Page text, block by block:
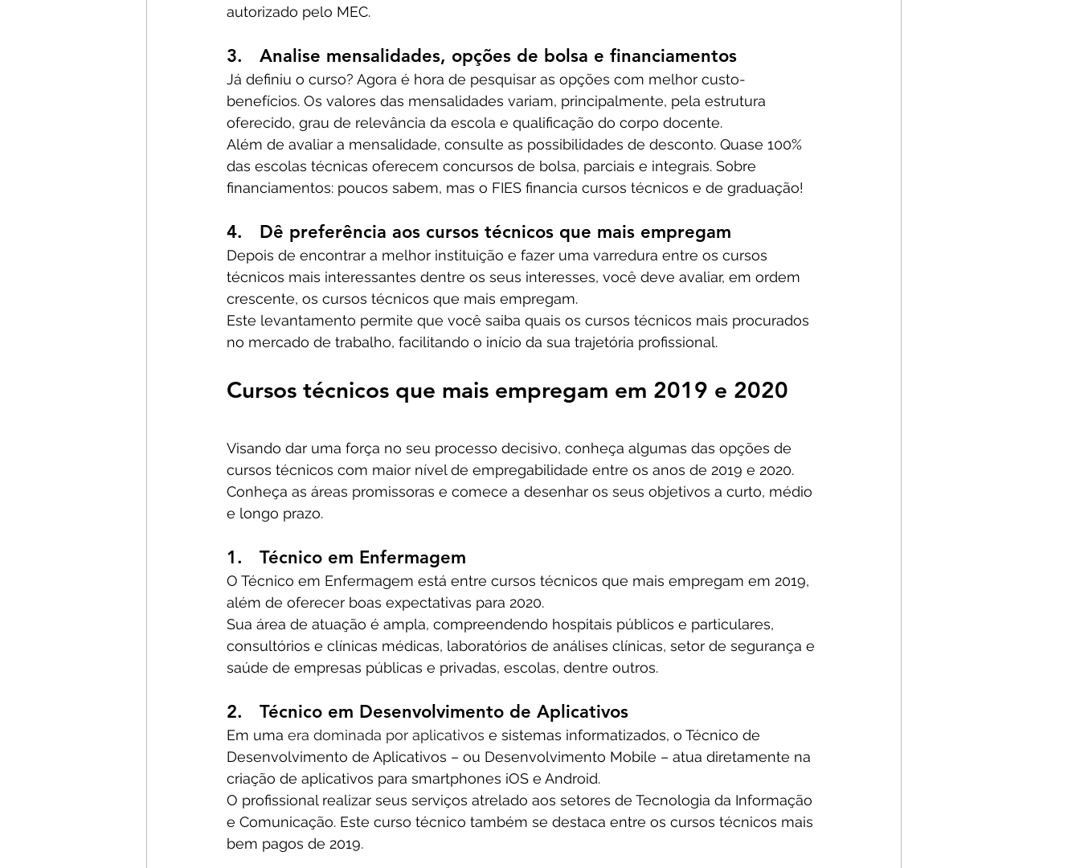
autorizado pelo MEC.
3.   Analise mensalidades, opções de bolsa e financiamentos
Já definiu o curso? Agora é hora de pesquisar as opções com melhor custo-
benefícios. Os valores das mensalidades variam, principalmente, pela estrutura
oferecido, grau de relevância da escola e qualificação do corpo docente.
Além de avaliar a mensalidade, consulte as possibilidades de desconto. Quase 100%
das escolas técnicas oferecem concursos de bolsa, parciais e integrais. Sobre
financiamentos: poucos sabem, mas o FIES financia cursos técnicos e de graduação!
4.   Dê preferência aos cursos técnicos que mais empregam
Depois de encontrar a melhor instituição e fazer uma varredura entre os cursos
técnicos mais interessantes dentre os seus interesses, você deve avaliar, em ordem
crescente, os cursos técnicos que mais empregam.
Este levantamento permite que você saiba quais os cursos técnicos mais procurados
no mercado de trabalho, facilitando o início da sua trajetória profissional.
Cursos técnicos que mais empregam em 2019 e 2020
Visando dar uma força no seu processo decisivo, conheça algumas das opções de
cursos técnicos com maior nível de empregabilidade entre os anos de 2019 e 2020.
Conheça as áreas promissoras e comece a desenhar os seus objetivos a curto, médio
e longo prazo.
1.   Técnico em Enfermagem
O Técnico em Enfermagem está entre cursos técnicos que mais empregam em 2019,
além de oferecer boas expectativas para 2020.
Sua área de atuação é ampla, compreendendo hospitais públicos e particulares,
consultórios e clínicas médicas, laboratórios de análises clínicas, setor de segurança e
saúde de empresas públicas e privadas, escolas, dentre outros.
2.   Técnico em Desenvolvimento de Aplicativos
Em uma era dominada por aplicativos e sistemas informatizados, o Técnico de
Desenvolvimento de Aplicativos – ou Desenvolvimento Mobile – atua diretamente na
criação de aplicativos para smartphones iOS e Android.
O profissional realizar seus serviços atrelado aos setores de Tecnologia da Informação
e Comunicação. Este curso técnico também se destaca entre os cursos técnicos mais
bem pagos de 2019.